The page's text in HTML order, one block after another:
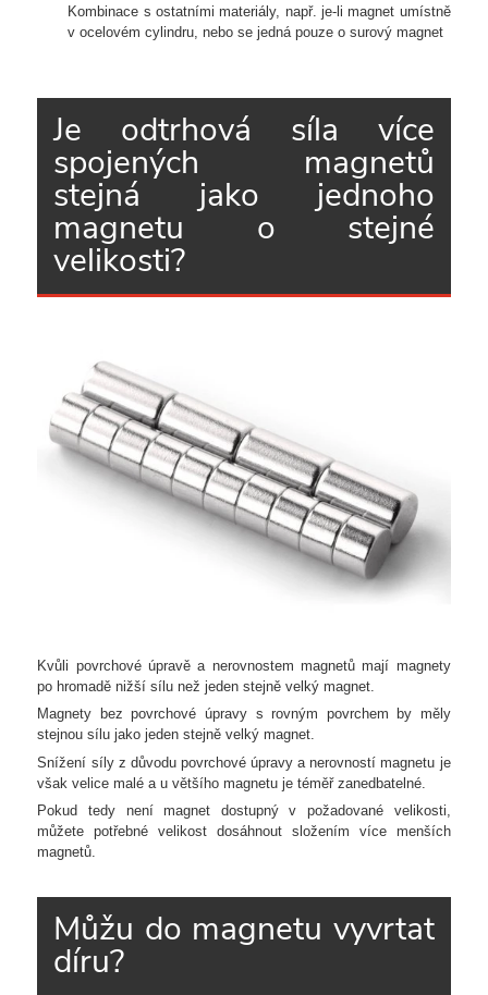
Kombinace s ostatními materiály, např. je-li magnet umístně
v ocelovém cylindru, nebo se jedná pouze o surový magnet
Je odtrhová síla více
spojených magnetů
stejná jako jednoho
magnetu o stejné
velikosti?
Kvůli povrchové úpravě a nerovnostem magnetů mají magnety
po hromadě nižší sílu než jeden stejně velký magnet.
Magnety bez povrchové úpravy s rovným povrchem by měly
stejnou sílu jako jeden stejně velký magnet.
Snížení síly z důvodu povrchové úpravy a nerovností magnetu je
však velice malé a u většího magnetu je téměř zanedbatelné.
Pokud tedy není magnet dostupný v požadované velikosti,
můžete potřebné velikost dosáhnout složením více menších
magnetů.
Můžu do magnetu vyvrtat
díru?